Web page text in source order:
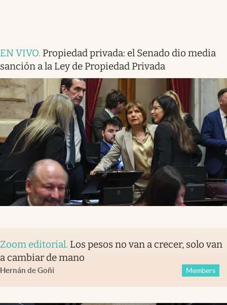
EN VIVO. Propiedad privada: el Senado dio media
sanción a la Ley de Propiedad Privada
Zoom editorial. Los pesos no van a crecer, solo van
a cambiar de mano
Hernán de Goñi Members